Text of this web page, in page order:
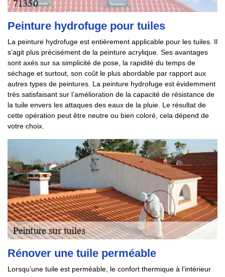
Peinture hydrofuge pour tuiles
La peinture hydrofuge est entièrement applicable pour les tuiles. Il
s’agit plus précisément de la peinture acrylique. Ses avantages
sont axés sur sa simplicité de pose, la rapidité du temps de
séchage et surtout, son coût le plus abordable par rapport aux
autres types de peintures. La peinture hydrofuge est évidemment
très satisfaisant sur l’amélioration de la capacité de résistance de
la tuile envers les attaques des eaux de la pluie. Le résultat de
cette opération peut être neutre ou bien coloré, cela dépend de
votre choix.
Rénover une tuile perméable
Lorsqu’une tuile est perméable, le confort thermique à l’intérieur